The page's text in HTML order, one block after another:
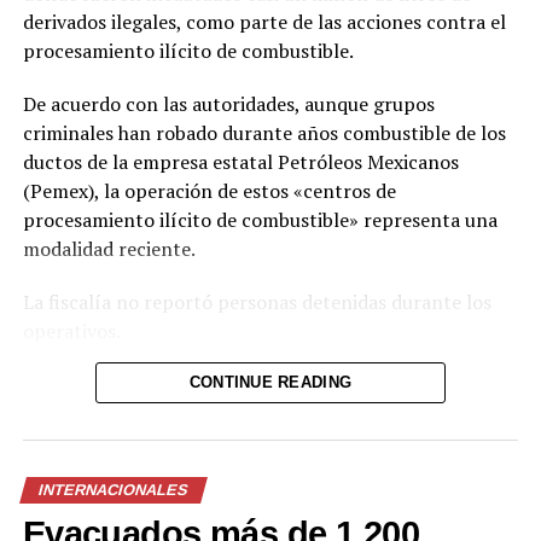
En «Internacionales»
RELATED TOPICS:
UP NEXT
Variedad pacamara destaca por su sabor y legado en El
Salvador
DON'T MISS
ESIT invita a webinar sobre el uso seguro de las marcas
derivados ilegales, como parte de las acciones contra el
procesamiento ilícito de combustible.
De acuerdo con las autoridades, aunque grupos
criminales han robado durante años combustible de los
ductos de la empresa estatal Petróleos Mexicanos
(Pemex), la operación de estos «centros de
procesamiento ilícito de combustible» representa una
modalidad reciente.
La fiscalía no reportó personas detenidas durante los
Las plantas clandestinas fueron localizadas en los
centro de México. Como parte de las intervenciones, las
autoridades incautaron combustible, contenedores y
maquinaria utilizada en estas instalaciones.
CONTINUE READING
INTERNACIONALES